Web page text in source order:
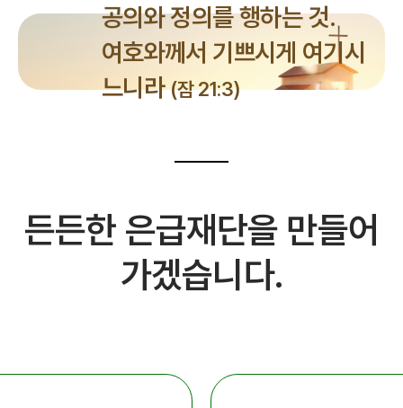
공의와 정의를 행하는 것.
여호와께서 기쁘시게 여기시
느니라(잠 21:3)
든든한 은급재단을 만들어
가겠습니다.